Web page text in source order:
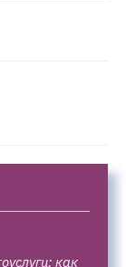
как